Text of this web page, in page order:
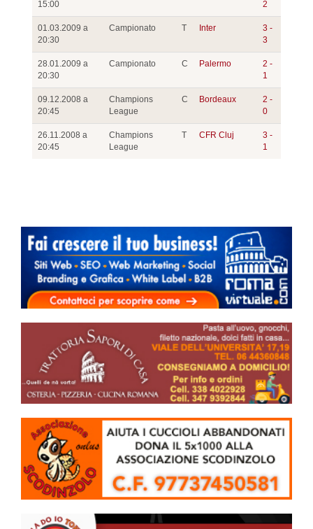
15:00 2
01.03.2009 a
20:30
Campionato T Inter
3 -
3
28.01.2009 a
20:30
Campionato C Palermo
2 -
1
09.12.2008 a
20:45
Champions
League
C Bordeaux
2 -
0
26.11.2008 a
20:45
Champions
League
T CFR Cluj
3 -
1